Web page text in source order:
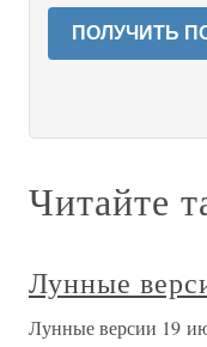
ПОЛУЧИТЬ
Читайте
Лунные
Лунные версии 19